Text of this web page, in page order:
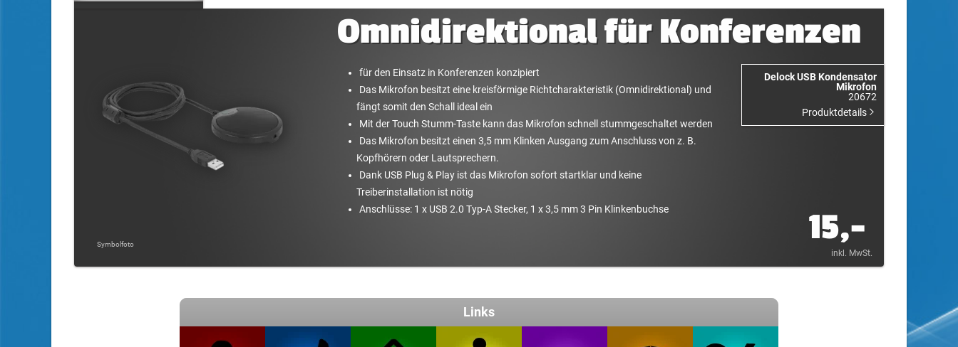
Symbolfoto
Omnidirektional für Konferenzen
für den Einsatz in Konferenzen konzipiert
Das Mikrofon besitzt eine kreisförmige Richtcharakteristik (Omnidirektional) und
fängt somit den Schall ideal ein
Mit der Touch Stumm-Taste kann das Mikrofon schnell stummgeschaltet werden
Das Mikrofon besitzt einen 3,5 mm Klinken Ausgang zum Anschluss von z. B.
Kopfhörern oder Lautsprechern.
Dank USB Plug & Play ist das Mikrofon sofort startklar und keine
Treiberinstallation ist nötig
Anschlüsse: 1 x USB 2.0 Typ-A Stecker, 1 x 3,5 mm 3 Pin Klinkenbuchse
Delock USB Kondensator
Mikrofon
20672
Produktdetails
15,-
inkl. MwSt.
Links